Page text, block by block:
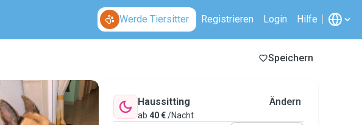
Werde Tiersitter Registrieren Login Hilfe
Speichern
Haussitting
ab 40 €/Nacht
Ändern